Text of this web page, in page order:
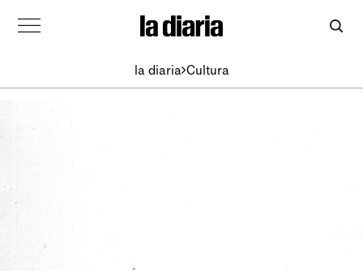
la diaria Cultura